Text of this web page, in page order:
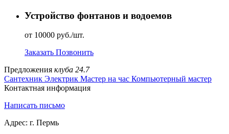
Устройство фонтанов и водоемов
от 10000 руб./шт.
Заказать Позвонить
Предложения клуба 24.7
Сантехник Электрик Мастер на час Компьютерный мастер
Контактная информация
Написать письмо
Адрес: г. Пермь